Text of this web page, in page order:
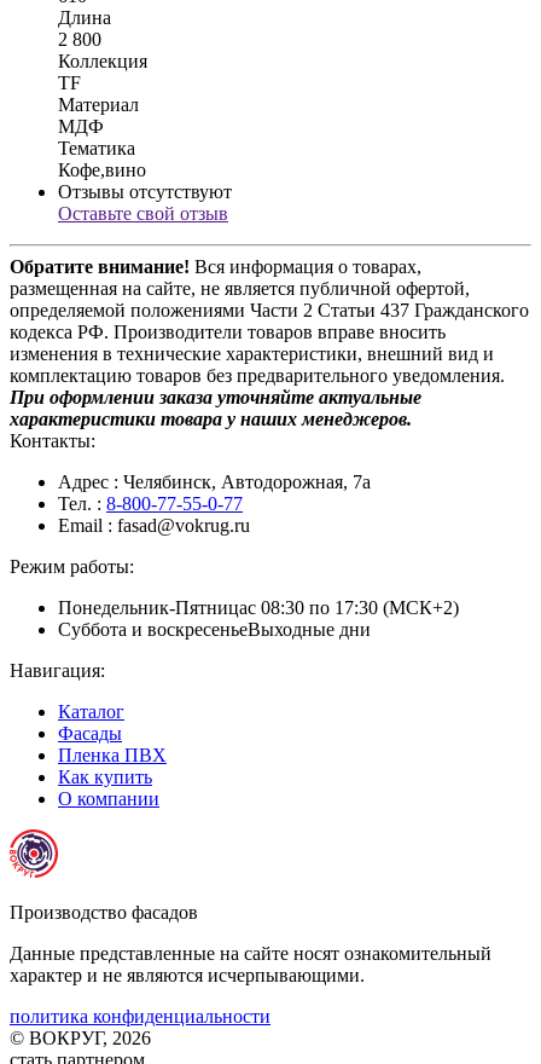
Длина
2 800
Коллекция
TF
Материал
МДФ
Тематика
Кофе,вино
Отзывы отсутствуют
Оставьте свой отзыв
Обратите внимание! Вся информация о товарах,
размещенная на сайте, не является публичной офертой,
определяемой положениями Части 2 Статьи 437 Гражданского
кодекса РФ. Производители товаров вправе вносить
изменения в технические характеристики, внешний вид и
комплектацию товаров без предварительного уведомления.
При оформлении заказа уточняйте актуальные
характеристики товара у наших менеджеров.
Контакты:
Адрес : Челябинск, Автодорожная, 7а
Тел. : 8-800-77-55-0-77
Email : fasad@vokrug.ru
Режим работы:
Понедельник-Пятницас 08:30 по 17:30 (МСК+2)
Суббота и воскресеньеВыходные дни
Навигация:
Каталог
Фасады
Пленка ПВХ
Как купить
О компании
Производство фасадов
Данные представленные на сайте носят ознакомительный
характер и не являются исчерпывающими.
политика конфиденциальности
© ВОКРУГ, 2026
стать партнером